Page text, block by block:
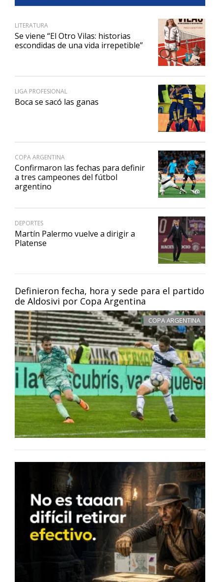
Definieron fecha, hora y sede para el partido
de Aldosivi por Copa Argentina
COPA ARGENTINA
LITERATURA
Se viene “El Otro Vilas: historias
escondidas de una vida irrepetible”
LIGA PROFESIONAL
Boca se sacó las ganas
COPA ARGENTINA
Confirmaron las fechas para definir
a tres campeones del fútbol
argentino
DEPORTES
Martín Palermo vuelve a dirigir a
Platense